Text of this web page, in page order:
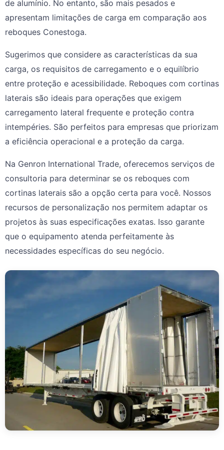
de alumínio. No entanto, são mais pesados e
apresentam limitações de carga em comparação aos
reboques Conestoga.
Sugerimos que considere as características da sua
carga, os requisitos de carregamento e o equilíbrio
entre proteção e acessibilidade. Reboques com cortinas
laterais são ideais para operações que exigem
carregamento lateral frequente e proteção contra
intempéries. São perfeitos para empresas que priorizam
a eficiência operacional e a proteção da carga.
Na Genron International Trade, oferecemos serviços de
consultoria para determinar se os reboques com
cortinas laterais são a opção certa para você. Nossos
recursos de personalização nos permitem adaptar os
projetos às suas especificações exatas. Isso garante
que o equipamento atenda perfeitamente às
necessidades específicas do seu negócio.